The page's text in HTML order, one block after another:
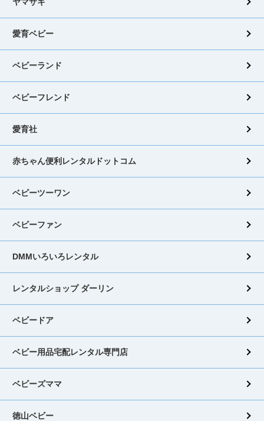
愛育ベビー
ベビーランド
ベビーフレンド
愛育社
赤ちゃん便利レンタルドットコム
ベビーツーワン
ベビーファン
DMMいろいろレンタル
レンタルショップ ダーリン
ベビードア
ベビー用品宅配レンタル専門店
ベビーズママ
徳山ベビー